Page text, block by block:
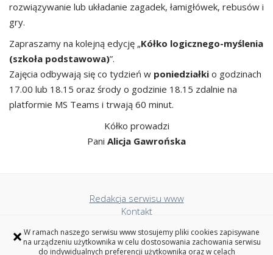
× W ramach naszego serwisu www stosujemy pliki cookies zapisywane
na urządzeniu użytkownika w celu dostosowania zachowania serwisu
do indywidualnych preferencji użytkownika oraz w celach
rozwiązywanie lub układanie zagadek, łamigłówek, rebusów i
gry.
Zapraszamy na kolejną edycję „Kółko logicznego-myślenia
(szkoła podstawowa)”.
Zajęcia odbywają się co tydzień w poniedziałki o godzinach
17.00 lub 18.15 oraz środy o godzinie 18.15 zdalnie na
platformie MS Teams i trwają 60 minut.
Kółko prowadzi
Pani Alicja Gawrońska
Redakcja serwisu www
Kontakt
Polityka prywatności